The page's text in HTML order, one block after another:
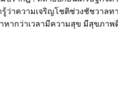
รู้ว่าความเจริญโชติช่วงชัชวาล
ากว่าเวลามีความสุข มีสุขภาพ